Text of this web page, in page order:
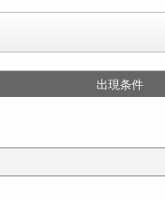
出現条件